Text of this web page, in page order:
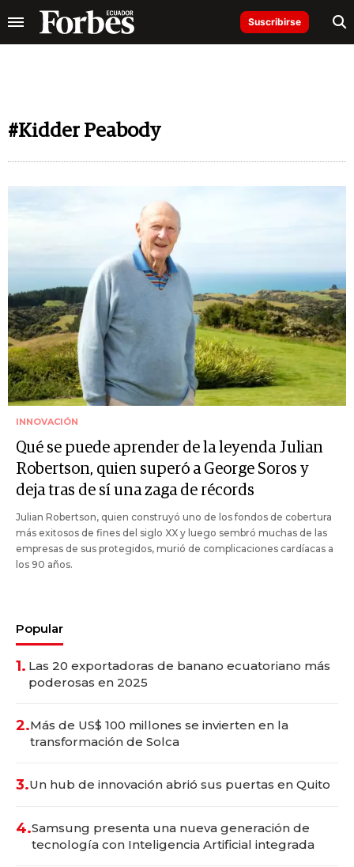
Suscribirse
#Kidder Peabody
INNOVACIÓN
Qué se puede aprender de la leyenda Julian
Robertson, quien superó a George Soros y
deja tras de sí una zaga de récords
Julian Robertson, quien construyó uno de los fondos de cobertura
más exitosos de fines del siglo XX y luego sembró muchas de las
empresas de sus protegidos, murió de complicaciones cardíacas a
los 90 años.
Popular
1. Las 20 exportadoras de banano ecuatoriano más
poderosas en 2025
2.Más de US$ 100 millones se invierten en la
transformación de Solca
3.Un hub de innovación abrió sus puertas en Quito
4.Samsung presenta una nueva generación de
tecnología con Inteligencia Artificial integrada